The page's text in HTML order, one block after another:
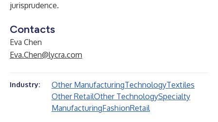
jurisprudence.
Contacts
Eva Chen
Eva.Chen@lycra.com
Industry: Other ManufacturingTechnologyTextiles
Other RetailOther TechnologySpecialty
ManufacturingFashionRetail